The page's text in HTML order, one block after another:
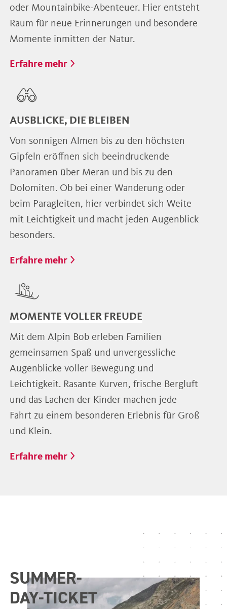
oder Mountainbike-Abenteuer. Hier entsteht
Raum für neue Erinnerungen und besondere
Momente inmitten der Natur.
Erfahre mehr
AUSBLICKE, DIE BLEIBEN
Von sonnigen Almen bis zu den höchsten
Gipfeln eröffnen sich beeindruckende
Panoramen über Meran und bis zu den
Dolomiten. Ob bei einer Wanderung oder
beim Paragleiten, hier verbindet sich Weite
mit Leichtigkeit und macht jeden Augenblick
besonders.
Erfahre mehr
MOMENTE VOLLER FREUDE
Mit dem Alpin Bob erleben Familien
gemeinsamen Spaß und unvergessliche
Augenblicke voller Bewegung und
Leichtigkeit. Rasante Kurven, frische Bergluft
und das Lachen der Kinder machen jede
Fahrt zu einem besonderen Erlebnis für Groß
und Klein.
Erfahre mehr
SUMMER-
DAY-TICKET